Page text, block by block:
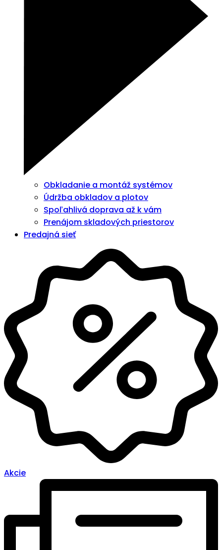
Obkladanie a montáž systémov
Údržba obkladov a plotov
Spoľahlivá doprava až k vám
Prenájom skladových priestorov
Predajná sieť
Akcie